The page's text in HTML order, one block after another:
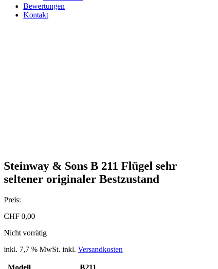
Bewertungen
Kontakt
Steinway & Sons B 211 Flügel sehr
seltener originaler Bestzustand
Preis:
CHF 0,00
Nicht vorrätig
inkl. 7,7 % MwSt. inkl. Versandkosten
Modell
B211